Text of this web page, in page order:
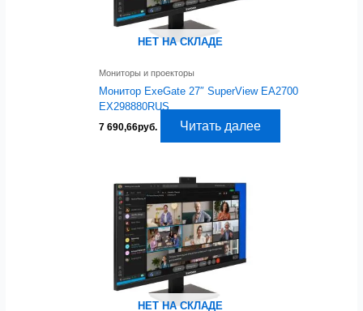
НЕТ НА СКЛАДЕ
Мониторы и проекторы
Монитор ExeGate 27″ SuperView EA2700
EX298880RUS
7 690,66руб. Читать далее
НЕТ НА СКЛАДЕ